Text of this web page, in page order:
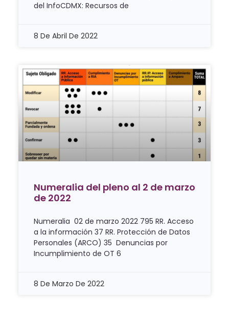
del InfoCDMX: Recursos de
8 De Abril De 2022
Numeralia del pleno al 2 de marzo
de 2022
Numeralia 02 de marzo 2022 795 RR. Acceso
a la información 37 RR. Protección de Datos
Personales (ARCO) 35 Denuncias por
Incumplimiento de OT 6
8 De Marzo De 2022